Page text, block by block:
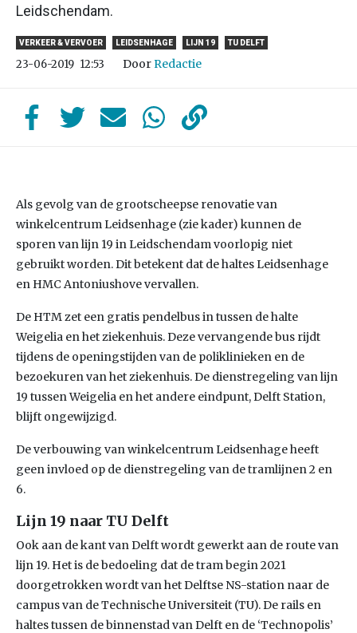
Leidschendam.
VERKEER & VERVOER LEIDSENHAGE LIJN 19 TU DELFT
23-06-2019 12:53 DoorRedactie
Als gevolg van de grootscheepse renovatie van
winkelcentrum Leidsenhage (zie kader) kunnen de
sporen van lijn 19 in Leidschendam voorlopig niet
gebruikt worden. Dit betekent dat de haltes Leidsenhage
en HMC Antoniushove vervallen.
De HTM zet een gratis pendelbus in tussen de halte
Weigelia en het ziekenhuis. Deze vervangende bus rijdt
tijdens de openingstijden van de poliklinieken en de
bezoekuren van het ziekenhuis. De dienstregeling van lijn
19 tussen Weigelia en het andere eindpunt, Delft Station,
blijft ongewijzigd.
De verbouwing van winkelcentrum Leidsenhage heeft
geen invloed op de dienstregeling van de tramlijnen 2 en
6.
Lijn 19 naar TU Delft
Ook aan de kant van Delft wordt gewerkt aan de route van
lijn 19. Het is de bedoeling dat de tram begin 2021
doorgetrokken wordt van het Delftse NS-station naar de
campus van de Technische Universiteit (TU). De rails en
haltes tussen de binnenstad van Delft en de ‘Technopolis’